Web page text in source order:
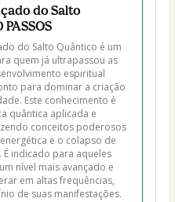
do Salto
do Salto Quântico é um
quem já ultrapassou as
espiritual
para dominar a criação
Este conhecimento é
quântica aplicada e
conceitos poderosos
e o colapso de
É indicado para aqueles
nível mais avançado e
em altas frequências,
de suas manifestações.